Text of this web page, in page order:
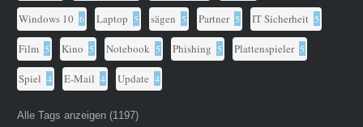
Windows 10 6 Laptop 5 sägen 5 Partner 5 IT Sicherheit 5
Film 5 Kino 5 Notebook 5 Phishing 5 Plattenspieler 5
Spiel 4 E-Mail 4 Update 4
Alle Tags anzeigen (1197)